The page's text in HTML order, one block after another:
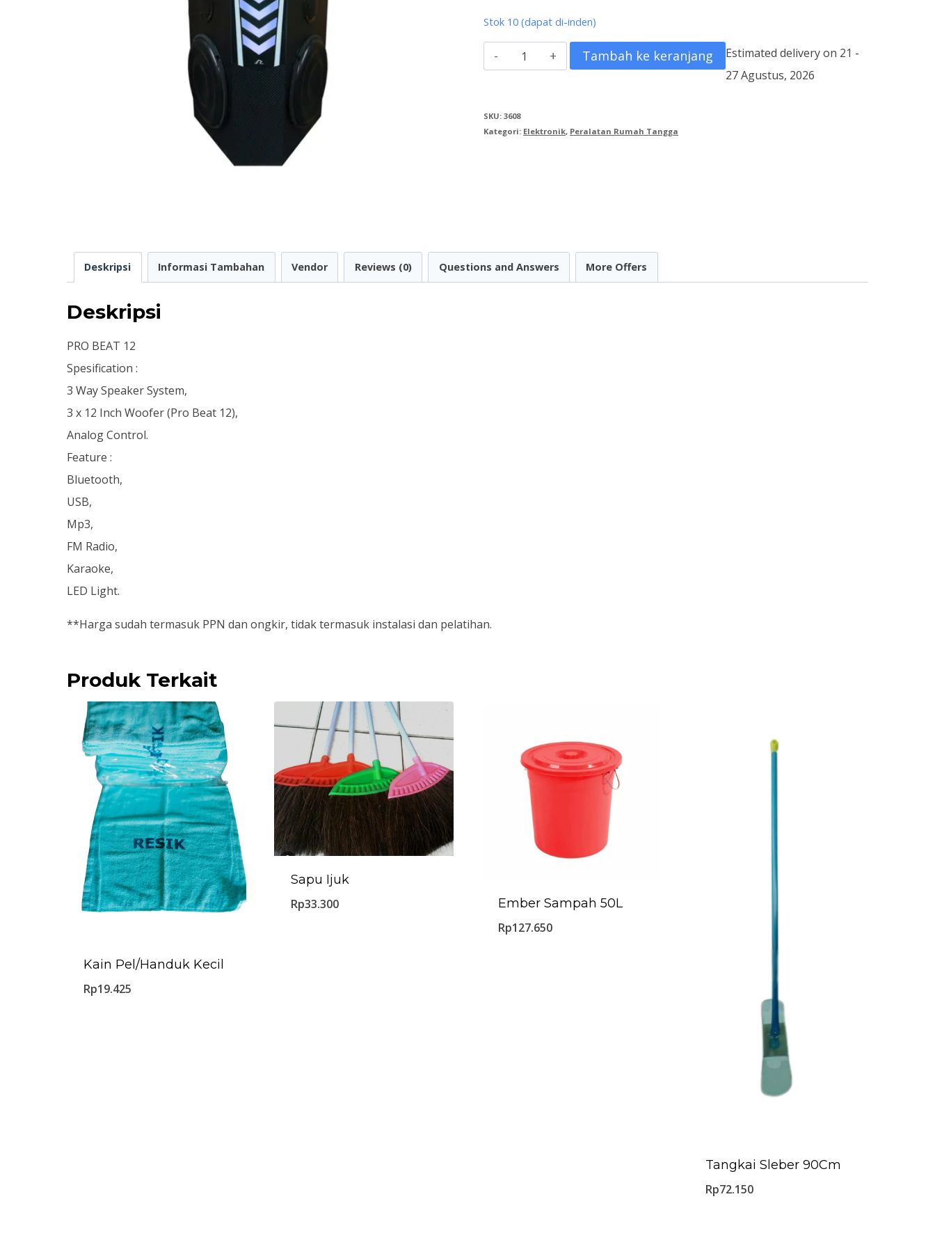
Stok 10 (dapat di-inden)
Kuantitas
Active
ROADMASTER
Tambah ke keranjang
Estimated delivery on 21 -
27 Agustus, 2026
SKU:3608
Kategori: Elektronik, Peralatan Rumah Tangga
Deskripsi Informasi Tambahan Vendor Reviews (0) Questions and Answers More Offers
Deskripsi
PRO BEAT 12
Spesification :
3 Way Speaker System,
3 x 12 Inch Woofer (Pro Beat 12),
Analog Control.
Feature :
Bluetooth,
USB,
Mp3,
FM Radio,
Karaoke,
LED Light.
**Harga sudah termasuk PPN dan ongkir, tidak termasuk instalasi dan pelatihan.
Produk Terkait
Kain Pel/Handuk Kecil
Rp19.425
Sapu Ijuk
Rp33.300
Ember Sampah 50L
Rp127.650
Tangkai Sleber 90Cm
Rp72.150